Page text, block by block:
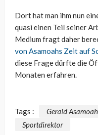
Dort hat man ihm nun
quasi einen Teil seiner
Medium fragt daher
von Asamoahs Zeit auf
diese Frage dürfte die
Monaten erfahren.
Tags : Gerald Asamoah
Sportdirektor